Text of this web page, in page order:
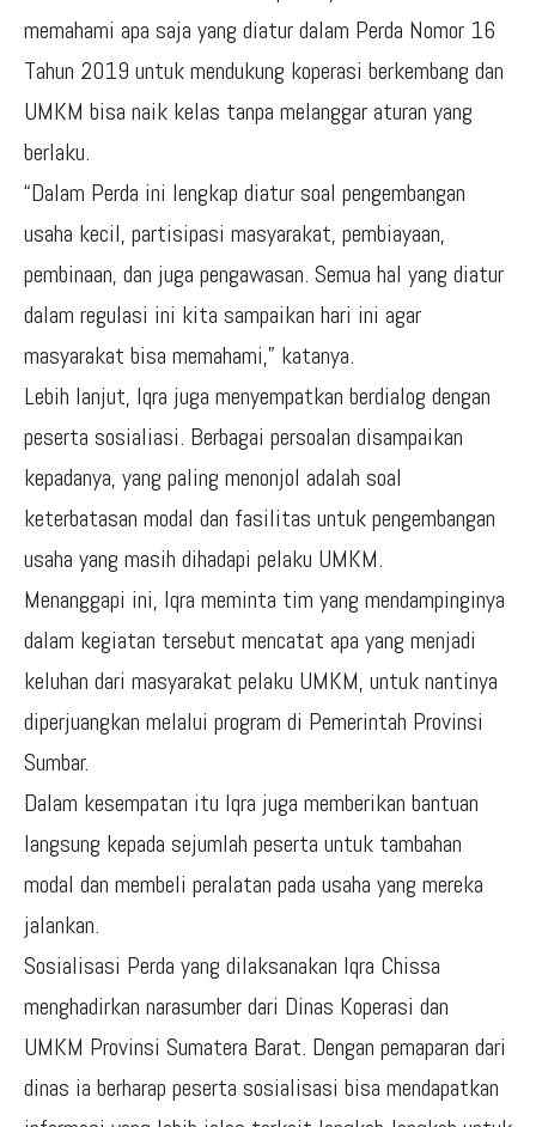
memahami apa saja yang diatur dalam Perda Nomor 16
Tahun 2019 untuk mendukung koperasi berkembang dan
UMKM bisa naik kelas tanpa melanggar aturan yang
berlaku.
“Dalam Perda ini lengkap diatur soal pengembangan
usaha kecil, partisipasi masyarakat, pembiayaan,
pembinaan, dan juga pengawasan. Semua hal yang diatur
dalam regulasi ini kita sampaikan hari ini agar
masyarakat bisa memahami,” katanya.
Lebih lanjut, Iqra juga menyempatkan berdialog dengan
peserta sosialiasi. Berbagai persoalan disampaikan
kepadanya, yang paling menonjol adalah soal
keterbatasan modal dan fasilitas untuk pengembangan
usaha yang masih dihadapi pelaku UMKM.
Menanggapi ini, Iqra meminta tim yang mendampinginya
dalam kegiatan tersebut mencatat apa yang menjadi
keluhan dari masyarakat pelaku UMKM, untuk nantinya
diperjuangkan melalui program di Pemerintah Provinsi
Sumbar.
Dalam kesempatan itu Iqra juga memberikan bantuan
langsung kepada sejumlah peserta untuk tambahan
modal dan membeli peralatan pada usaha yang mereka
jalankan.
Sosialisasi Perda yang dilaksanakan Iqra Chissa
menghadirkan narasumber dari Dinas Koperasi dan
UMKM Provinsi Sumatera Barat. Dengan pemaparan dari
dinas ia berharap peserta sosialisasi bisa mendapatkan